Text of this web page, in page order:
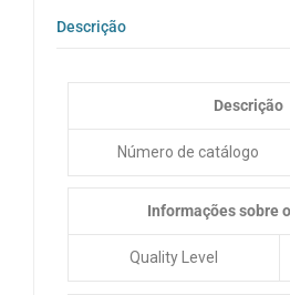
Descrição
Descrição
Número de catálogo
Informações sobre
Quality Level